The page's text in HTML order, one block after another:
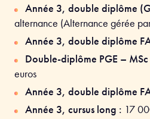
Année 3, double diplôme
alternance (Alternance gérée
Année 3, double diplôme
Double-diplôme PGE –
euros
Année 3, double diplôme
Année 3, cursus long : 17